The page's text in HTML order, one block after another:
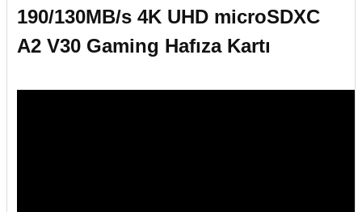
190/130MB/s 4K UHD microSDXC
A2 V30 Gaming Hafıza Kartı